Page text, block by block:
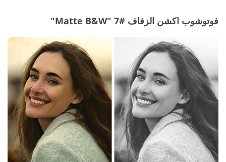
فوتوشوب اكشن الزفاف #7 "Matte B&W"